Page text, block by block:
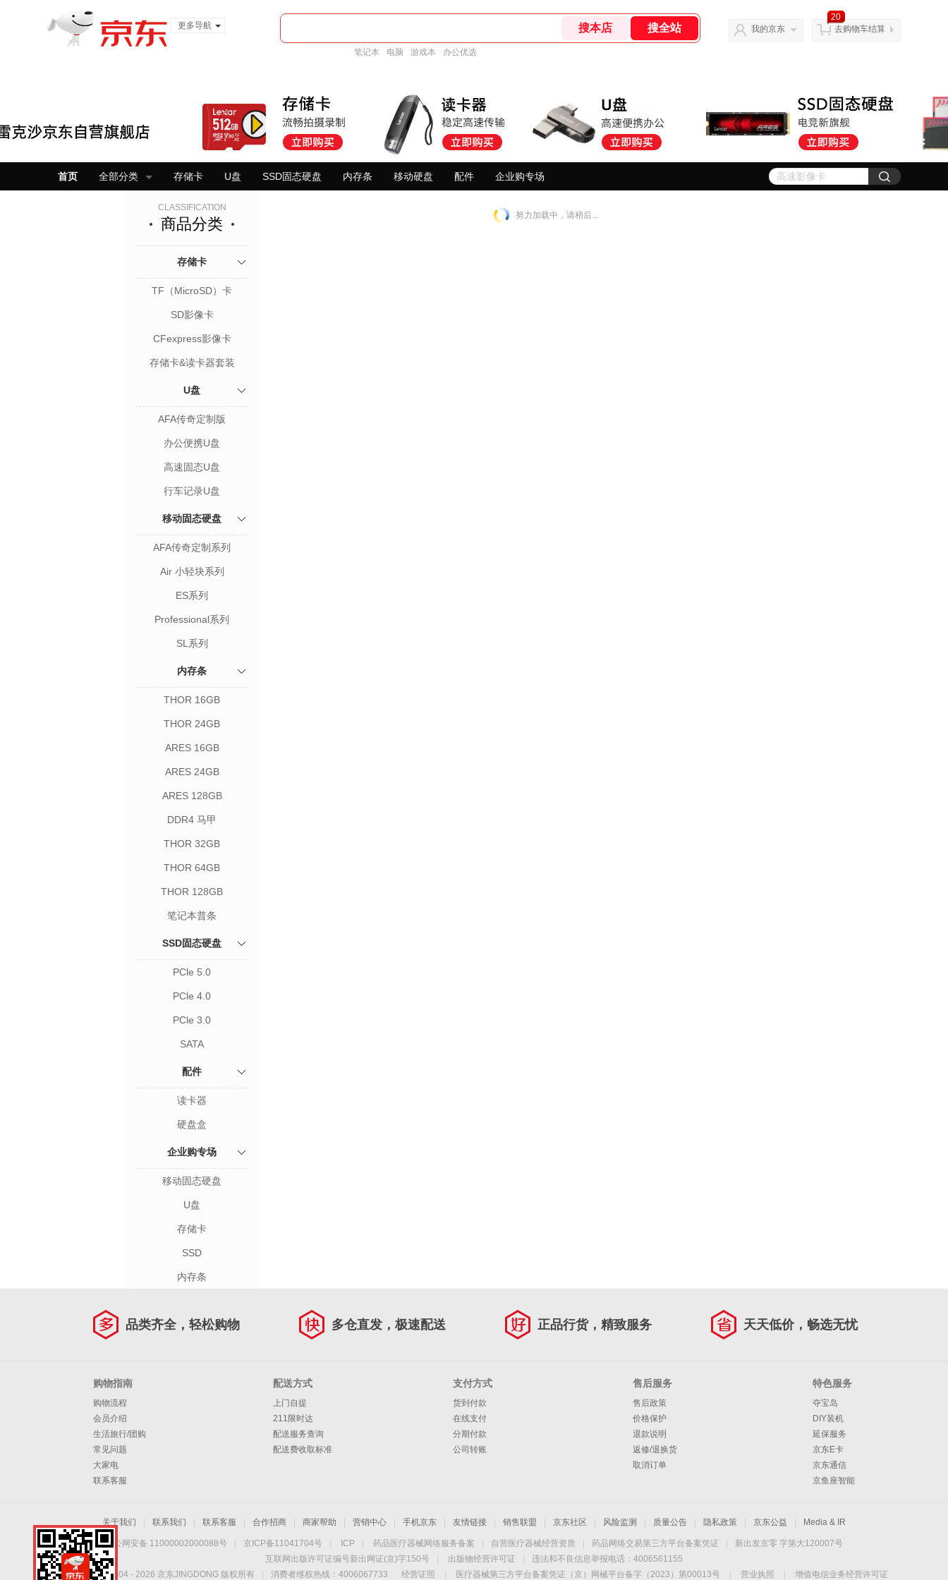
更多导航
笔记本 电脑 游戏本 办公优选
我的京东
20
去购物车结算
首页 全部分类 存储卡 U盘 SSD固态硬盘 内存条 移动硬盘 配件 企业购专场
CLASSIFICATION
商品分类
存储卡
TF（MicroSD）卡
SD影像卡
CFexpress影像卡
存储卡&读卡器套装
U盘
AFA传奇定制版
办公便携U盘
高速固态U盘
行车记录U盘
移动固态硬盘
AFA传奇定制系列
Air 小轻块系列
ES系列
Professional系列
SL系列
内存条
THOR 16GB
THOR 24GB
ARES 16GB
ARES 24GB
ARES 128GB
DDR4 马甲
THOR 32GB
THOR 64GB
THOR 128GB
笔记本普条
SSD固态硬盘
PCle 5.0
PCle 4.0
PCle 3.0
SATA
配件
读卡器
硬盘盒
企业购专场
移动固态硬盘
U盘
存储卡
SSD
内存条
努力加载中，请稍后...
品类齐全，轻松购物 多仓直发，极速配送 正品行货，精致服务 天天低价，畅选无忧
购物指南
购物流程
会员介绍
生活旅行/团购
常见问题
大家电
联系客服
配送方式
上门自提
211限时达
配送服务查询
配送费收取标准
支付方式
货到付款
在线支付
分期付款
公司转账
售后服务
售后政策
价格保护
退款说明
返修/退换货
取消订单
特色服务
夺宝岛
DIY装机
延保服务
京东E卡
京东通信
京鱼座智能
关于我们 联系我们 联系客服 合作招商 商家帮助 营销中心 手机京东 友情链接 销售联盟 京东社区 风险监测 质量公告 隐私政策 京东公益 Media & IR
京公网安备 11000002000088号 京ICP备11041704号 ICP 药品医疗器械网络服务备案 自营医疗器械经营资质 药品网络交易第三方平台备案凭证
新出发京零 字第大120007号
互联网出版许可证编号新出网证(京)字150号
出版物经营许可证
违法和不良信息举报电话：4006561155
Copyright © 2004 - 2026 京东JINGDONG 版权所有 消费者维权热线：4006067733 经营证照 医疗器械第三方平台备案凭证（京）网械平台备字（2023）第00013号 营业执照 增值电信业务经营许可证